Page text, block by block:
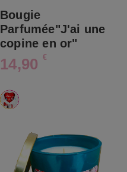
Bougie
Parfumée"J'ai une
copine en or"
14,90 €